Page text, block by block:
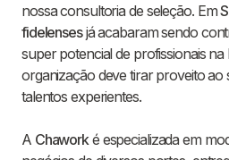
nossa consultoria de seleção. Em
fidelensesjá acabaram sendo
super potencial de profissionais na
organização deve tirar proveito ao
talentos experientes.
A Chaworké especializada em